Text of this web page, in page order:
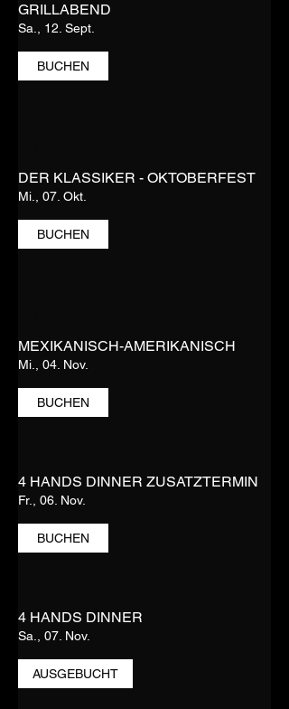
GRILLABEND
Sa., 12. Sept.
BUCHEN
DER KLASSIKER - OKTOBERFEST
Mi., 07. Okt.
BUCHEN
MEXIKANISCH-AMERIKANISCH
Mi., 04. Nov.
BUCHEN
4 HANDS DINNER ZUSATZTERMIN
Fr., 06. Nov.
BUCHEN
4 HANDS DINNER
Sa., 07. Nov.
AUSGEBUCHT